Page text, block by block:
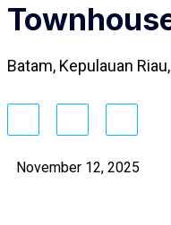
Batam, Kepulauan
November 12, 2025